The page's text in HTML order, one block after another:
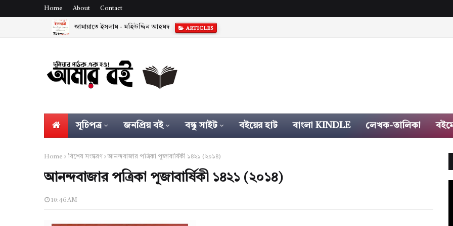
Home About Contact
জামায়াতে ইসলাম - মহিউদ্দিন আহমদ ARTICLES
সূচিপত্র জনপ্রিয় বই বন্ধু সাইট বইয়ের হাট বাংলা KINDLE লেখক-তালিকা
Home বিশেষ সংস্করণ আনন্দবাজার পত্রিকা পূজাবার্ষিকী ১৪২১ (২০১৪)
আনন্দবাজার পত্রিকা পূজাবার্ষিকী ১৪২১ (২০১৪)
10:46 AM